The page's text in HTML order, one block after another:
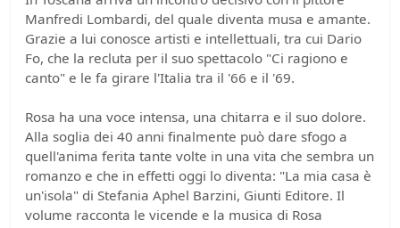
Manfredi Lombardi, del quale diventa musa e amante.
Grazie a lui conosce artisti e intellettuali, tra cui Dario
Fo, che la recluta per il suo spettacolo "Ci ragiono e
canto" e le fa girare l'Italia tra il '66 e il '69.
Rosa ha una voce intensa, una chitarra e il suo dolore.
Alla soglia dei 40 anni finalmente può dare sfogo a
quell'anima ferita tante volte in una vita che sembra un
romanzo e che in effetti oggi lo diventa: "La mia casa è
un'isola" di Stefania Aphel Barzini, Giunti Editore. Il
volume racconta le vicende e la musica di Rosa